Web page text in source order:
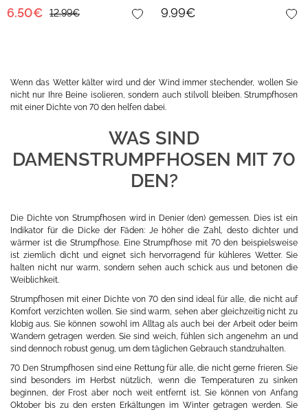
6.50€ 12.99€ 9.99€
Wenn das Wetter kälter wird und der Wind immer stechender, wollen Sie
nicht nur Ihre Beine isolieren, sondern auch stilvoll bleiben. Strumpfhosen
mit einer Dichte von 70 den helfen dabei.
WAS SIND
DAMENSTRUMPFHOSEN MIT 70
DEN?
Die Dichte von Strumpfhosen wird in Denier (den) gemessen. Dies ist ein
Indikator für die Dicke der Fäden: Je höher die Zahl, desto dichter und
wärmer ist die Strumpfhose. Eine Strumpfhose mit 70 den beispielsweise
ist ziemlich dicht und eignet sich hervorragend für kühleres Wetter. Sie
halten nicht nur warm, sondern sehen auch schick aus und betonen die
Weiblichkeit.
Strumpfhosen mit einer Dichte von 70 den sind ideal für alle, die nicht auf
Komfort verzichten wollen. Sie sind warm, sehen aber gleichzeitig nicht zu
klobig aus. Sie können sowohl im Alltag als auch bei der Arbeit oder beim
Wandern getragen werden. Sie sind weich, fühlen sich angenehm an und
sind dennoch robust genug, um dem täglichen Gebrauch standzuhalten.
70 Den Strumpfhosen sind eine Rettung für alle, die nicht gerne frieren. Sie
sind besonders im Herbst nützlich, wenn die Temperaturen zu sinken
beginnen, der Frost aber noch weit entfernt ist. Sie können von Anfang
Oktober bis zu den ersten Erkältungen im Winter getragen werden. Sie